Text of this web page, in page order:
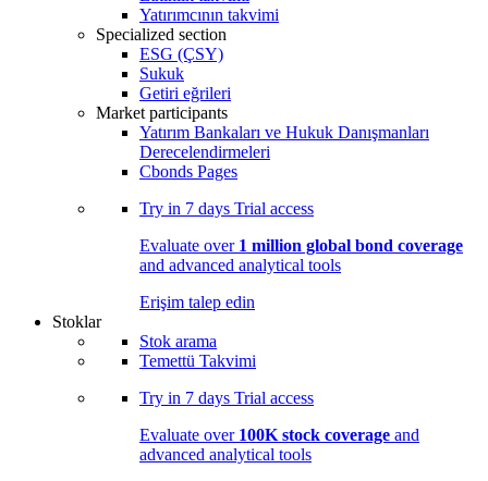
Yatırımcının takvimi
Specialized section
ESG (ÇSY)
Sukuk
Getiri eğrileri
Market participants
Yatırım Bankaları ve Hukuk Danışmanları
Derecelendirmeleri
Cbonds Pages
Try in 7 days Trial access
Evaluate over 1 million global bond coverage
and advanced analytical tools
Erişim talep edin
Stoklar
Stok arama
Temettü Takvimi
Try in 7 days Trial access
Evaluate over 100K stock coverage and
advanced analytical tools